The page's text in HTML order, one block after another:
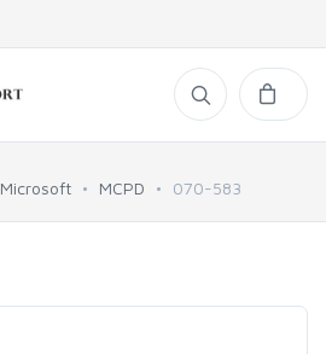
Microsoft MCPD 070-583